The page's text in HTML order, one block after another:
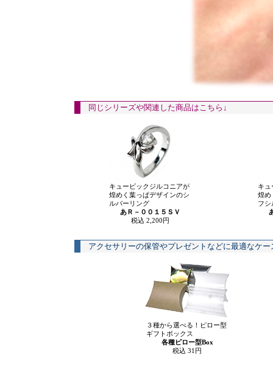
同じシリーズや関連した商品はこちら↓
キュービックジルコニアが
煌めく葉っぱデザインのシ
ルバーリング
あＲ－００１５ＳＶ
税込 2,200円
キュ
煌め
フシ
アクセサリーの保管やプレゼントなどに最適なケ
３種から選べる！ピロー型
ギフトボックス
各種ピロー型Box
税込 31円